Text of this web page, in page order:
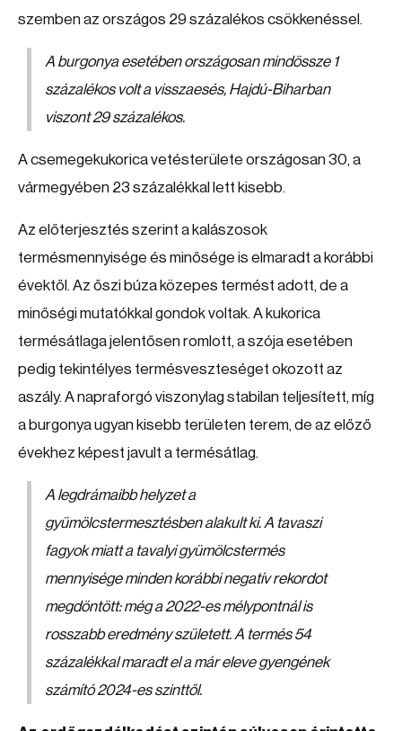
szemben az országos 29 százalékos csökkenéssel.
A burgonya esetében országosan mindössze 1
százalékos volt a visszaesés, Hajdú-Biharban
viszont 29 százalékos.
A csemegekukorica vetésterülete országosan 30, a
vármegyében 23 százalékkal lett kisebb.
Az előterjesztés szerint a kalászosok
termésmennyisége és minősége is elmaradt a korábbi
évektől. Az őszi búza közepes termést adott, de a
minőségi mutatókkal gondok voltak. A kukorica
termésátlaga jelentősen romlott, a szója esetében
pedig tekintélyes termésveszteséget okozott az
aszály. A napraforgó viszonylag stabilan teljesített, míg
a burgonya ugyan kisebb területen terem, de az előző
évekhez képest javult a termésátlag.
A legdrámaibb helyzet a
gyümölcstermesztésben alakult ki. A tavaszi
fagyok miatt a tavalyi gyümölcstermés
mennyisége minden korábbi negatív rekordot
megdöntött: még a 2022-es mélypontnál is
rosszabb eredmény született. A termés 54
százalékkal maradt el a már eleve gyengének
számító 2024-es szinttől.